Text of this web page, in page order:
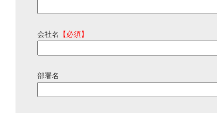
会社名 【必須】
部署名